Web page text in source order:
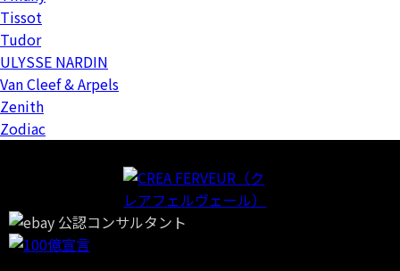
Tissot
Tudor
ULYSSE NARDIN
Van Cleef & Arpels
Zenith
Zodiac